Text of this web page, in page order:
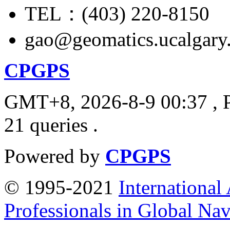
TEL：(403) 220-8150
CPGPS
GMT+8, 2026-8-9 00:37 ,
21 queries .
Powered by CPGPS
© 1995-2021 International
Professionals in Global